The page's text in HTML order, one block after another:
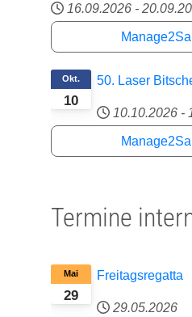
16.09.2026 -
10
Okt. 50. Laser
10.10.2026 -
Termine
29
Mai Freitagsregatta
29.05.2026